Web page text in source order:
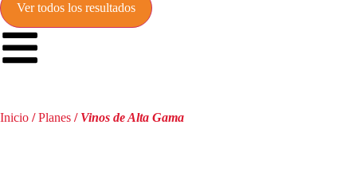
Ver todos los resultados
Inicio /Planes / Vinos de Alta Gama